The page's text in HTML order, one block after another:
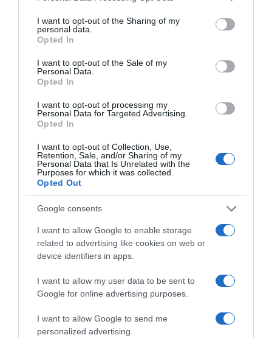
not limited to your visit or usage behaviour. You may click to
grant or deny consent to Google and its third-party tags to
use your data for below specified purposes in below Google
consent section.
I want to opt-out of the Sharing of my
personal data.
Opted In
I want to opt-out of the Sale of my
Personal Data.
Opted In
I want to opt-out of processing my
Personal Data for Targeted Advertising.
Opted In
I want to opt-out of Collection, Use,
Retention, Sale, and/or Sharing of my
Personal Data that Is Unrelated with the
Purposes for which it was collected.
Opted Out
Google consents
I want to allow Google to enable storage
related to advertising like cookies on web or
device identifiers in apps.
I want to allow my user data to be sent to
Google for online advertising purposes.
I want to allow Google to send me
personalized advertising.
ΔΙΑΒΑΣΤΕ ΚΑΙ ΤΑ ΠΑΡΑΚΑΤΩ
Κλασικός Δεκαπενταύγουστος με ηλιοφάνεια, υψηλές
θερμοκρασίες και ισχυρά μελτέμια την εβδομάδα
που έρχεται
ΤΟ ΠΑΡΟΝ: Ρυθμιστής ο Αντώνης Σαμαράς – Απειλή
για ΝΔ
Όρθρος και Θεία Λειτουργία live: Δείτε την Κυριακή Ι΄
Αντίστροφη μέτρηση για το Μπέρμιγχαμ 2026:
Ιστορική ελληνική παρουσία στο Ευρωπαϊκό Στίβου
Προβληματίζει το κύμα φυγής των συνταξιούχων
ΤΟ ΒΙΒΛΙΟ ΣΤΟ “Π”